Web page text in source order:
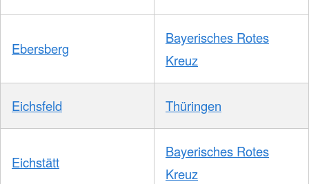
Ebersberg
Bayerisches Rotes
Kreuz
Eichsfeld Thüringen
Eichstätt
Bayerisches Rotes
Kreuz